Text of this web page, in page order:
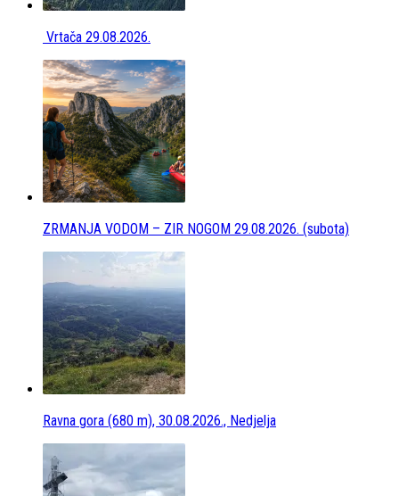
Vrtača 29.08.2026.
ZRMANJA VODOM – ZIR NOGOM 29.08.2026. (subota)
Ravna gora (680 m), 30.08.2026., Nedjelja